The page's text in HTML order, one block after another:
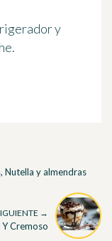
y
Nutella y almendras
→
Cremoso